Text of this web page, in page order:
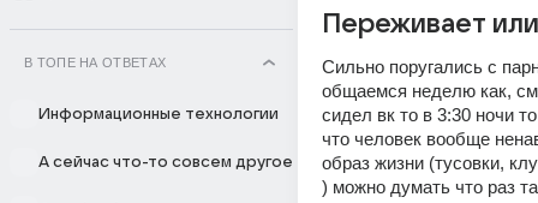
В ТОПЕ НА ОТВЕТАХ
Информационные технологии
А сейчас что-то совсем другое
Переживает
Сильно поругались с
общаемся неделю как,
сидел вк то в 3:30 ночи
что человек вообще
образ жизни (тусовки,
) можно думать что раз